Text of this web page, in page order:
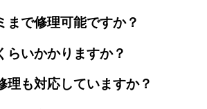
まで修理可能ですか？
らいかかりますか？
理も対応していますか？